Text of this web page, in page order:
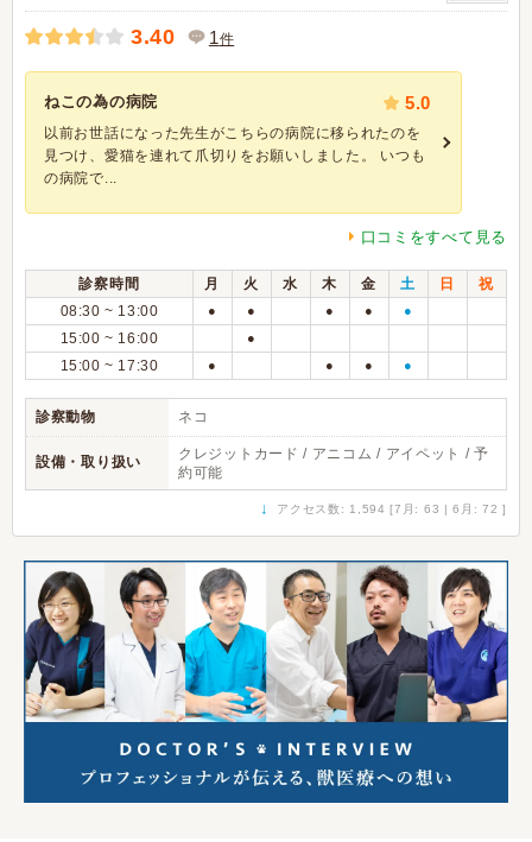
3.40 1件
ねこの為の病院 5.0
以前お世話になった先生がこちらの病院に移られたのを
見つけ、愛猫を連れて爪切りをお願いしました。 いつも
の病院で...
口コミをすべて見る
診察時間 月 火 水 木 金 土 日
祝
08:30 ~ 13:00
● ● ● ● ●
15:00 ~ 16:00 ●
15:00 ~ 17:30 ● ● ● ●
診察動物 ネコ
設備・取り扱い
クレジットカード / アニコム / アイペット / 予
約可能
↓ アクセス数: 1,594 [7月: 63 | 6月: 72 ]